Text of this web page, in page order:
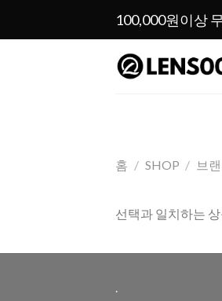
100,000원이상
홈 / SHOP / 브
선택과 일치하는
.